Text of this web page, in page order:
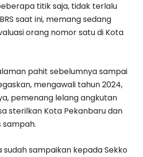
titik saja, tidak terlalu
saat ini, memang sedang
orang nomor satu di Kota
pahit sebelumnya sampai
mengawali tahun 2024,
pemenang lelang angkutan
sterilkan Kota Pekanbaru dan
sudah sampaikan kepada Sekko